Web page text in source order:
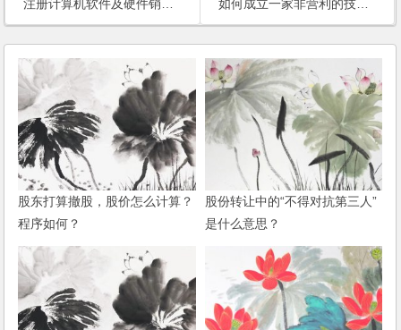
注册计算机软件及硬件销售的公司，注册资金是多少钱？(2006)
如何成立一家非营利的技术研究所？(2006)
股东打算撤股，股价怎么计算？
程序如何？
股份转让中的“不得对抗第三人”
是什么意思？